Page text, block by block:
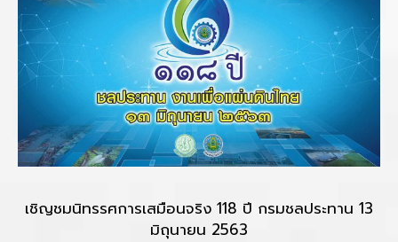
เชิญชมนิทรรศการเสมือนจริง 118 ปี กรมชลประทาน 13
มิถุนายน 2563